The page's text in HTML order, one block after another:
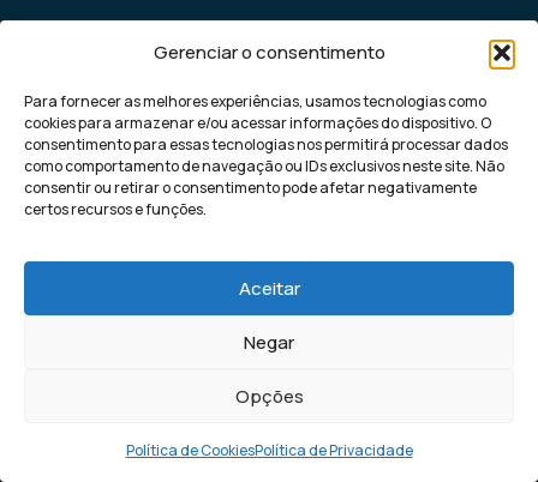
Gerenciar o consentimento
Para fornecer as melhores experiências, usamos tecnologias como
cookies para armazenar e/ou acessar informações do dispositivo. O
consentimento para essas tecnologias nos permitirá processar dados
como comportamento de navegação ou IDs exclusivos neste site. Não
consentir ou retirar o consentimento pode afetar negativamente
certos recursos e funções.
Aceitar
Negar
Opções
Política de CookiesPolítica de Privacidade
Leads
qualificados
todos os dias
para sua
empresa
A nossa máquina de leads, utiliza inteligência
artificial para levar potenciais clientes direto